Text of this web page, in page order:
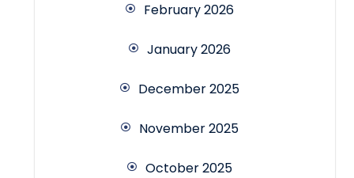
February 2026
January 2026
December 2025
November 2025
October 2025